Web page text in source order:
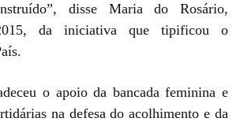
disse Maria do Rosário,
da iniciativa que tipificou o
o apoio da bancada feminina e
na defesa do acolhimento e da